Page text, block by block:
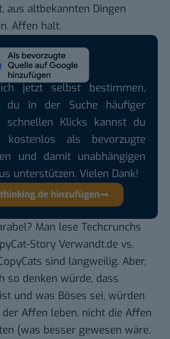
aus altbekannten Dingen
Affen halt.
jetzt selbst bestimmen,
du in der Suche häufiger
schnellen Klicks kannst du
kostenlos als bevorzugte
und damit unabhängigen
unterstützen. Vielen Dank!
hinzufügen
Man lese Techcrunchs
Story Verwandt.de vs.
sind langweilig. Aber,
so denken würde, dass
und was Böses sei, würden
Affen leben, nicht die Affen
(was besser gewesen wäre,